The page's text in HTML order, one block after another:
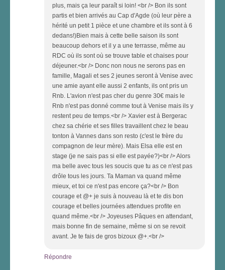
plus, mais ça leur paraît si loin! <br /> Bon ils sont
partis et bien arrivés au Cap d'Agde (où leur père a
hérité un petit 1 pièce et une chambre et ils sont à 6
dedans!)Bien mais à cette belle saison ils sont
beaucoup dehors et il y a une terrasse, même au
RDC où ils sont où se trouve table et chaises pour
déjeuner.<br /> Donc non nous ne serons pas en
famille, Magali et ses 2 jeunes seront à Venise avec
une amie ayant elle aussi 2 enfants, ils ont pris un
Rnb. L'avion n'est pas cher du genre 30€ mais le
Rnb n'est pas donné comme tout à Venise mais ils y
restent peu de temps.<br /> Xavier est à Bergerac
chez sa chérie et ses filles travaillent chez le beau
tonton à Vannes dans son resto (c'est le frère du
compagnon de leur mère). Mais Elsa elle est en
stage (je ne sais pas si elle est payée?)<br /> Alors
ma belle avec tous les soucis que tu as ce n'est pas
drôle tous les jours. Ta Maman va quand même
mieux, et toi ce n'est pas encore ça?<br /> Bon
courage et @+ je suis à nouveau là et te dis bon
courage et belles journées attendues profite en
quand même.<br /> Joyeuses Pâques en attendant,
mais bonne fin de semaine, même si on se revoit
avant. Je te fais de gros bizoux @+.<br />
Répondre